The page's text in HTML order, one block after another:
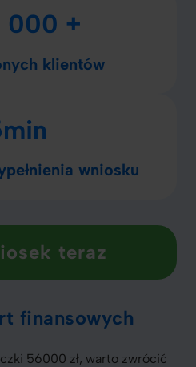
000 +
klientów
wniosku
teraz
finansowych
56000 zł, warto zwrócić